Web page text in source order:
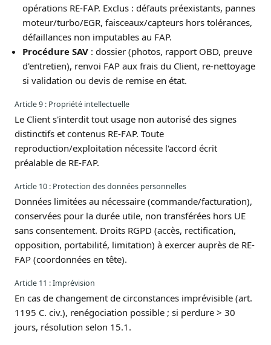
opérations RE-FAP. Exclus : défauts préexistants, pannes
moteur/turbo/EGR, faisceaux/capteurs hors tolérances,
défaillances non imputables au FAP.
Procédure SAV: dossier (photos, rapport OBD, preuve
d'entretien), renvoi FAP aux frais du Client, re-nettoyage
si validation ou devis de remise en état.
Article 9 : Propriété intellectuelle
Le Client s'interdit tout usage non autorisé des signes
distinctifs et contenus RE-FAP. Toute
reproduction/exploitation nécessite l'accord écrit
préalable de RE-FAP.
Article 10 : Protection des données personnelles
Données limitées au nécessaire (commande/facturation),
conservées pour la durée utile, non transférées hors UE
sans consentement. Droits RGPD (accès, rectification,
opposition, portabilité, limitation) à exercer auprès de RE-
FAP (coordonnées en tête).
Article 11 : Imprévision
En cas de changement de circonstances imprévisible (art.
1195 C. civ.), renégociation possible ; si perdure > 30
jours, résolution selon 15.1.